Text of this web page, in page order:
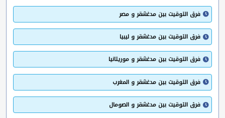
فرق التوقيت بين مدغشقر و مصر
فرق التوقيت بين مدغشقر و ليبيا
فرق التوقيت بين مدغشقر و موريتانيا
فرق التوقيت بين مدغشقر و المغرب
فرق التوقيت بين مدغشقر و الصومال